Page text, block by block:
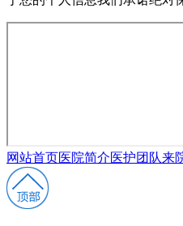
网站首页医院简介医护团队来